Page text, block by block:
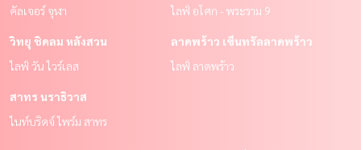
คัลเจอร์ จุฬา
ไลฟ์ อโศก - พระราม 9
วิทยุ ชิดลม หลังสวน
ไลฟ์ วัน ไวร์เลส
ลาดพร้าว เซ็นทรัลลาดพร้าว
ไลฟ์ ลาดพร้าว
สาทร นราธิวาส
ไนท์บริดจ์ ไพร์ม สาทร